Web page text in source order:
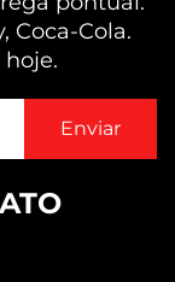
Coca-Cola.